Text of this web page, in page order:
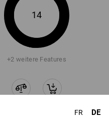
14
+2 weitere Features
FR DE